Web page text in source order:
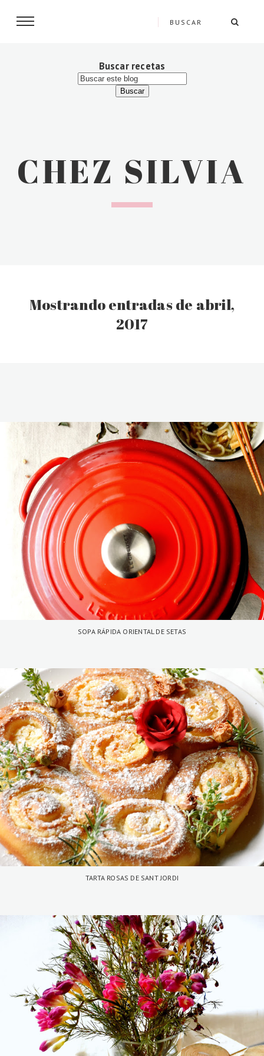
Buscar recetas
CHEZ SILVIA
Mostrando entradas de abril,
2017
SOPA RÁPIDA ORIENTAL DE SETAS
TARTA ROSAS DE SANT JORDI